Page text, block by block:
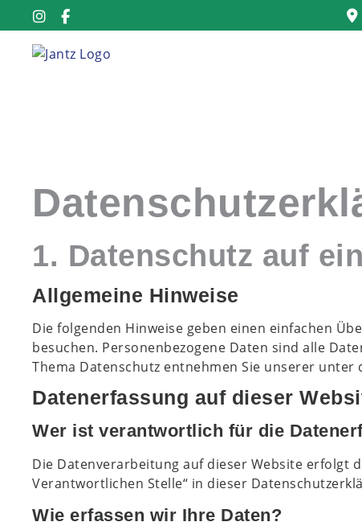
1. Datenschutz auf
Allgemeine Hinweise
Die folgenden Hinweise geben einen einfachen
besuchen. Personenbezogene Daten sind alle
Thema Datenschutz entnehmen Sie unserer
Datenerfassung auf dieser
Wer ist verantwortlich für die
Die Datenverarbeitung auf dieser Website erfolgt
Verantwortlichen Stelle“ in dieser
Wie erfassen wir Ihre Daten?